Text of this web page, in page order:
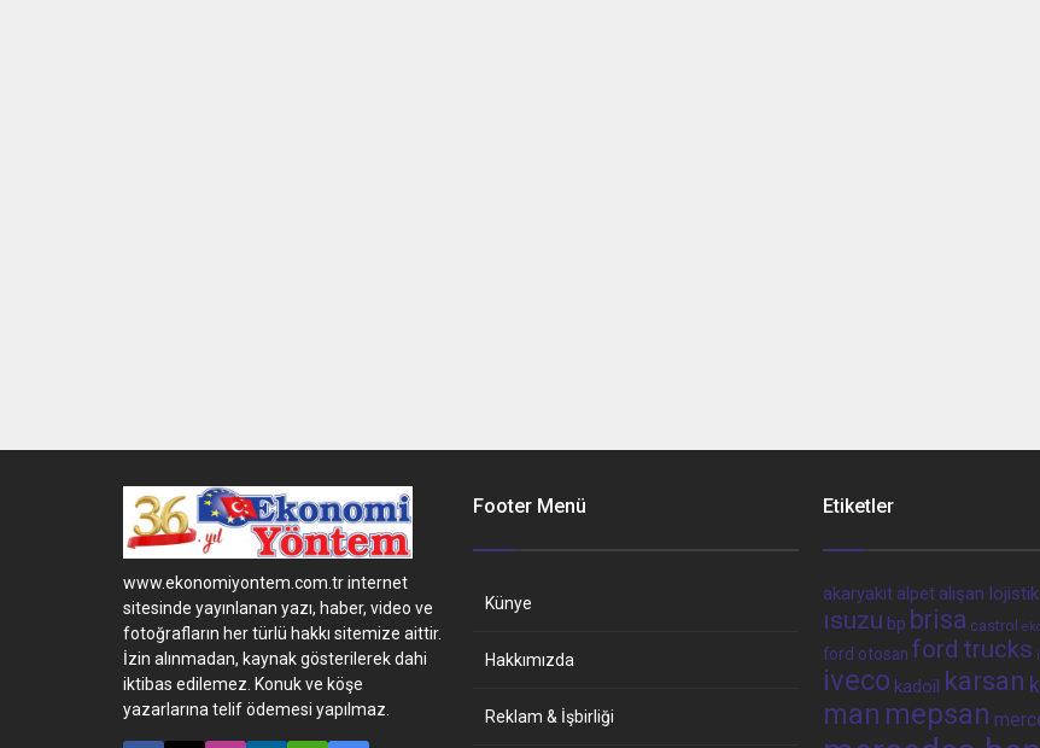
www.ekonomiyontem.com.tr internet
sitesinde yayınlanan yazı, haber, video ve
fotoğrafların her türlü hakkı sitemize aittir.
İzin alınmadan, kaynak gösterilerek dahi
iktibas edilemez. Konuk ve köşe
yazarlarına telif ödemesi yapılmaz.
Footer Menü
Künye
Hakkımızda
Reklam & İşbirliği
Etiketler
akaryakıt alpet alışan lojistik
ısuzu bp brisa castrol
ford otosan ford trucks
iveco kadoil karsan
man mepsan